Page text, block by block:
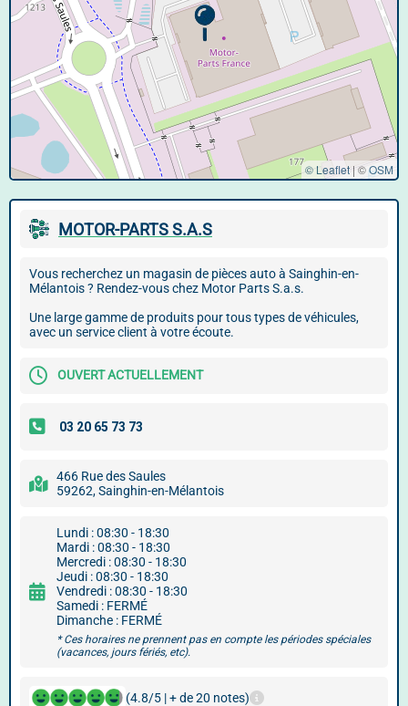
© Leaflet | ©OSM
MOTOR-PARTS S.A.S
Vous recherchez un magasin de pièces auto à Sainghin-en-
Mélantois ? Rendez-vous chez Motor Parts S.a.s.
Une large gamme de produits pour tous types de véhicules,
avec un service client à votre écoute.
OUVERT ACTUELLEMENT
466 Rue des Saules
59262, Sainghin-en-Mélantois
Lundi : 08:30 - 18:30
Mardi : 08:30 - 18:30
Mercredi : 08:30 - 18:30
Jeudi : 08:30 - 18:30
Vendredi : 08:30 - 18:30
Samedi : FERMÉ
Dimanche : FERMÉ
* Ces horaires ne prennent pas en compte les périodes spéciales
(vacances, jours fériés, etc).
(4.8/5 | + de 20 notes)